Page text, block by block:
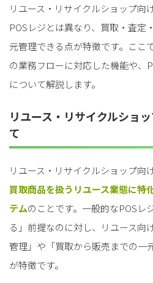
リユース・リサイクルショップ向
POSレジとは異なり、買取・査定
元管理できる点が特徴です。ここ
の業務フローに対応した機能や、
について解説します。
リユース・リサイクルショ
て
リユース・リサイクルショップ向
買取商品を扱うリユース業態に特
テムのことです。一般的なPOSレ
る」前提なのに対し、リユース向
管理」や「買取から販売までの一
が特徴です。